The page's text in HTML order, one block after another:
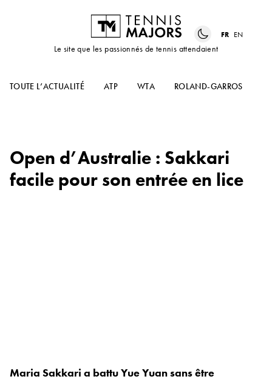
Le site que les passionnés de tennis attendaient
FR EN
TOUTE L’ACTUALITÉ ATP WTA ROLAND-GARROS
Open d’Australie : Sakkari
facile pour son entrée en lice
Maria Sakkari a battu Yue Yuan sans être